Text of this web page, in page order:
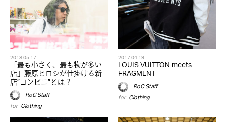
2018.05.17
「最も小さく、最も物が多い
店」藤原ヒロシが仕掛ける新
店”コンビニ”とは？
RoC Staff
for Clothing
2017.04.19
LOUIS VUITTON meets
FRAGMENT
RoC Staff
for Clothing